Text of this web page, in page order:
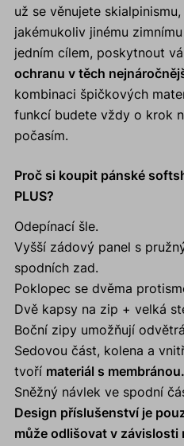
už se věnujete
jakémukoliv jinému
jedním cílem, poskytnout
ochranu v těch
kombinaci špičkových
funkcí budete vždy o krok
počasím.
Proč si koupit pánské
PLUS?
Odepínací šle.
Vyšší zádový panel s
spodních zad.
Poklopec se dvěma
Dvě kapsy na zip + velká
Boční zipy umožňují
Sedovou část, kolena a
tvoří materiál s membránou.
Sněžný návlek ve spodní
Design příslušenství je
může odlišovat v závislosti